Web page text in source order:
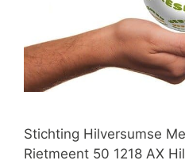
Stichting Hilversumse
Rietmeent 50 1218 AX